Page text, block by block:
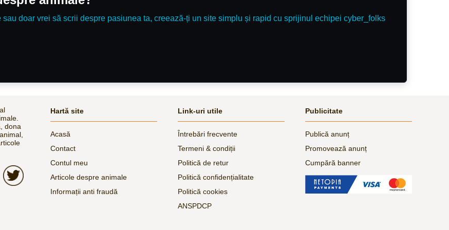
doar vrei să scrii despre pasiunea ta, creează-ți un site simplu și rapid cu sprijinul echipei cyber_folks
dona
Hartă site
Acasă
Contact
Contul meu
Articole despre animale
Informații anti fraudă
Link-uri utile
Întrebări frecvente
Termeni & condiții
Politică de retur
Politică confidențialitate
Politică cookies
ANSPDCP
Publicitate
Publică anunț
Promovează anunț
Cumpără banner